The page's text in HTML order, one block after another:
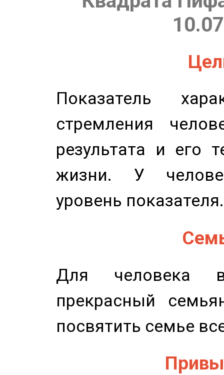
Показатель
стремления
результата и его
жизни. У
уровень показателя.
Для человека
прекрасный
посвятить семье